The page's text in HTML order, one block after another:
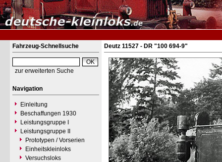
Fahrzeug-Schnellsuche
zur erweiterten Suche
Navigation
Einleitung
Beschaffungen 1930
Leistungsgruppe I
Leistungsgruppe II
Prototypen / Vorserien
Einheitskleinloks
Versuchsloks
Deutz 11527 - DR "100 694-9"